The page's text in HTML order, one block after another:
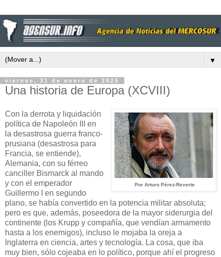
▼
viernes, 31 de enero de 2025
Una historia de Europa (XCVIII)
Por Arturo Pérez-Reverte
Con la derrota y liquidación
política de Napoleón III en
la desastrosa guerra franco-
prusiana (desastrosa para
Francia, se entiende),
Alemania, con su férreo
canciller Bismarck al mando
y con el emperador
Guillermo I en segundo
plano, se había convertido en la potencia militar absoluta;
pero es que, además, poseedora de la mayor siderurgia del
continente (los Krupp y compañía, que vendían armamento
hasta a los enemigos), incluso le mojaba la oreja a
Inglaterra en ciencia, artes y tecnología. La cosa, que iba
muy bien, sólo cojeaba en lo político, porque ahí el progreso